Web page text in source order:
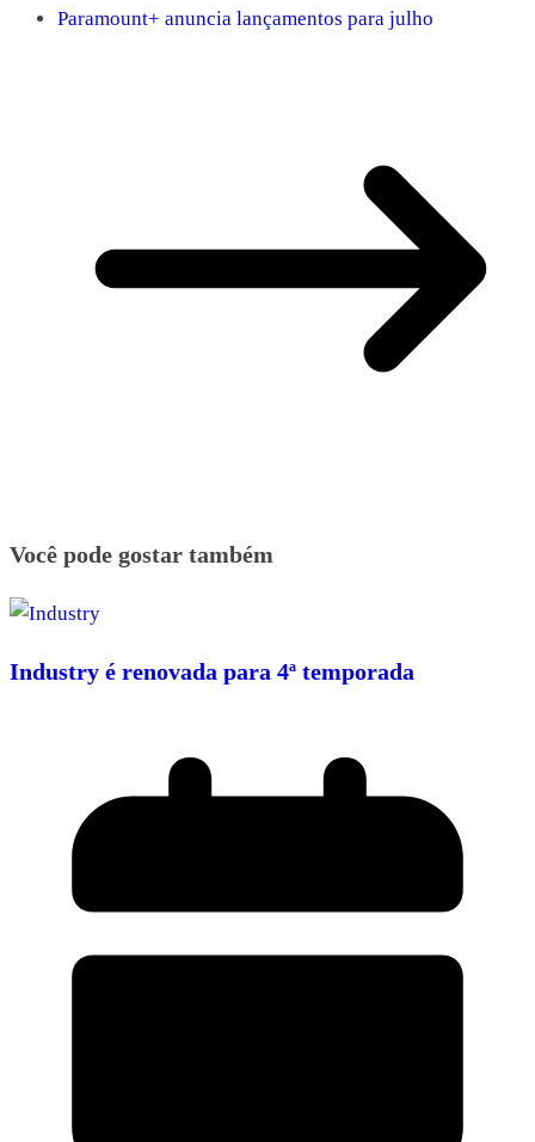
Paramount+ anuncia lançamentos para julho
Você pode gostar também
Industry é renovada para 4ª temporada